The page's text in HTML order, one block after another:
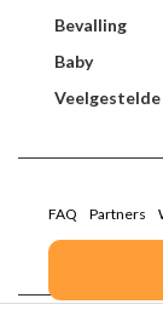
Bevalling
Baby
Veelgestelde
FAQ Partners